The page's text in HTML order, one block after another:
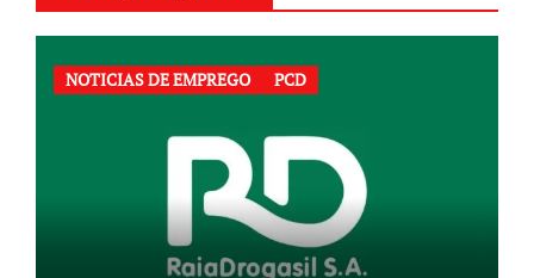
NOTICIAS DE EMPREGO PCD